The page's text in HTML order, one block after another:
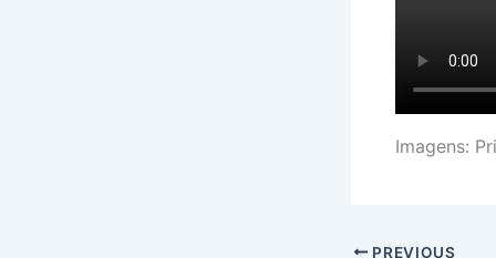
Imagens:
PREVIOUS